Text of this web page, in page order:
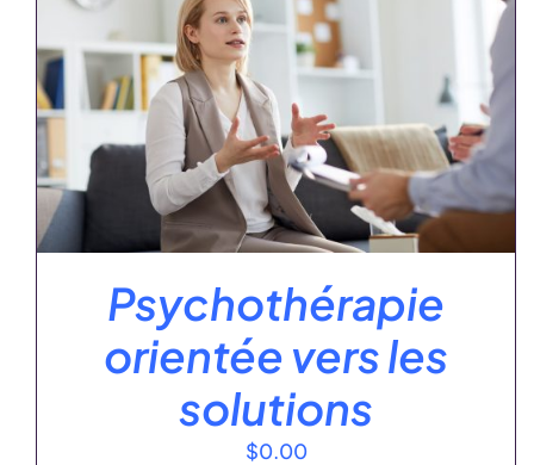
Psychothérapie
orientée vers les
solutions
$0.00
AJOUTER AU PANIER DÉTAILS